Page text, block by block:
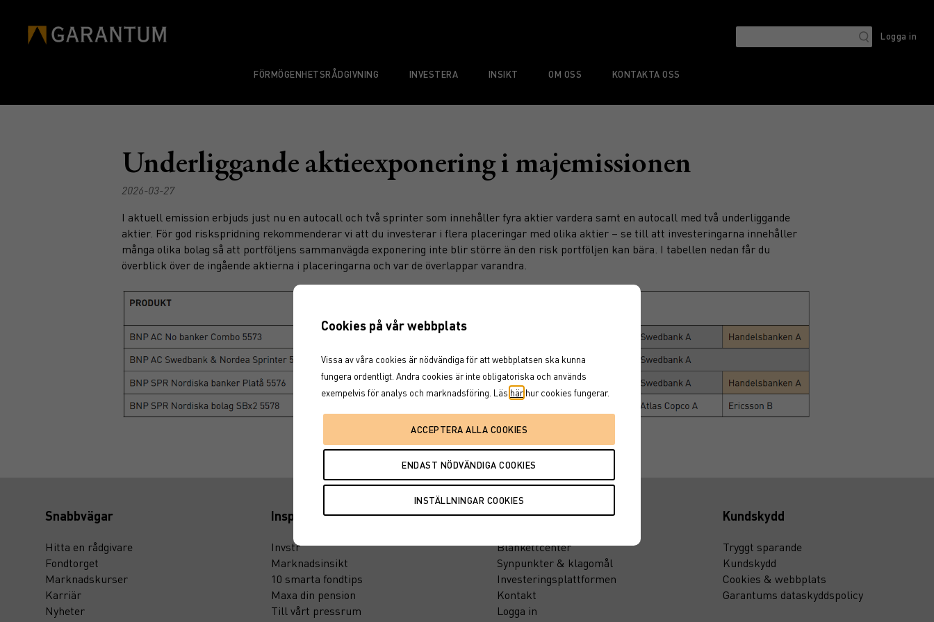
Logga in
FÖRMÖGENHETSRÅDGIVNING INVESTERA INSIKT OM OSS KONTAKTA OSS
Underliggande aktieexponering i majemissionen
2026-03-27
I aktuell emission erbjuds just nu en autocall och två sprinter som innehåller fyra aktier vardera samt en autocall med två underliggande
aktier. För god riskspridning rekommenderar vi att du investerar i flera placeringar med olika aktier – se till att investeringarna innehåller
många olika bolag så att portföljens sammanvägda exponering inte blir större än den risk portföljen kan bära. I tabellen nedan får du
överblick över de ingående aktierna i placeringarna och var de överlappar varandra.
Snabbvägar
Hitta en rådgivare
Fondtorget
Marknadskurser
Karriär
Nyheter
Inspiration
Invstr
Marknadsinsikt
10 smarta fondtips
Maxa din pension
Till vårt pressrum
Support
Blankettcenter
Synpunkter & klagomål
Investeringsplattformen
Kontakt
Logga in
Kundskydd
Tryggt sparande
Kundskydd
Cookies & webbplats
Garantums dataskyddspolicy
Cookies på vår webbplats
Vissa av våra cookies är nödvändiga för att webbplatsen ska kunna
fungera ordentligt. Andra cookies är inte obligatoriska och används
exempelvis för analys och marknadsföring. Läs här hur cookies fungerar.